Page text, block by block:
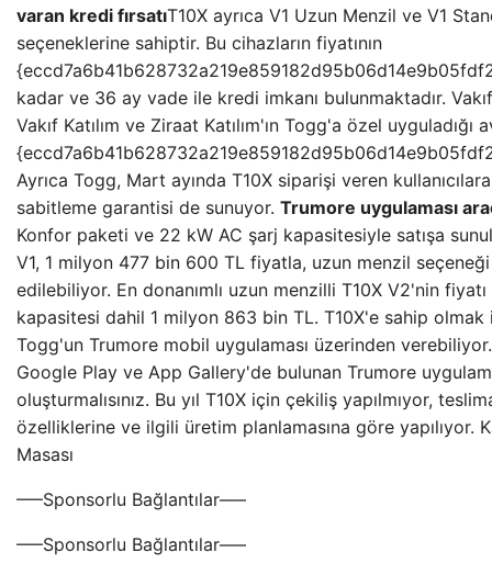
varan kredi fırsatıT10X ayrıca V1 Uzun Menzil ve V1
seçeneklerine sahiptir. Bu cihazların fiyatının
kadar ve 36 ay vade ile kredi imkanı bulunmaktadır.
Vakıf Katılım ve Ziraat Katılım'ın Togg'a özel uyguladığı
Ayrıca Togg, Mart ayında T10X siparişi veren
sabitleme garantisi de sunuyor. Trumore uygulaması
Konfor paketi ve 22 kW AC şarj kapasitesiyle satışa
V1, 1 milyon 477 bin 600 TL fiyatla, uzun menzil
edilebiliyor. En donanımlı uzun menzilli T10X V2'nin
kapasitesi dahil 1 milyon 863 bin TL. T10X'e sahip olmak
Togg'un Trumore mobil uygulaması üzerinden
Google Play ve App Gallery'de bulunan Trumore
oluşturmalısınız. Bu yıl T10X için çekiliş yapılmıyor,
özelliklerine ve ilgili üretim planlamasına göre yapılıyor.
Masası
—–Sponsorlu Bağlantılar—–
—–Sponsorlu Bağlantılar—–